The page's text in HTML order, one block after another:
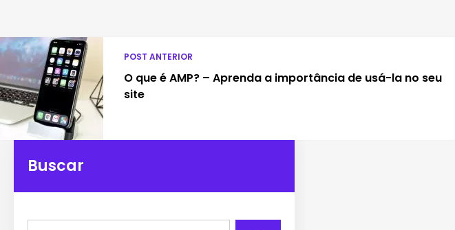
POST ANTERIOR
O que é AMP? – Aprenda a importância de usá-la no seu
site
Buscar